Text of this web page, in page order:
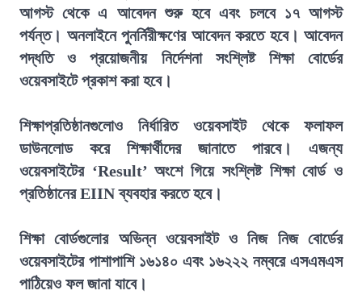
আগস্ট থেকে এ আবেদন শুরু হবে এবং চলবে ১৭ আগস্ট
পর্যন্ত। অনলাইনে পুনর্নিরীক্ষণের আবেদন করতে হবে। আবেদন
পদ্ধতি ও প্রয়োজনীয় নির্দেশনা সংশ্লিষ্ট শিক্ষা বোর্ডের
ওয়েবসাইটে প্রকাশ করা হবে।
শিক্ষাপ্রতিষ্ঠানগুলোও নির্ধারিত ওয়েবসাইট থেকে ফলাফল
ডাউনলোড করে শিক্ষার্থীদের জানাতে পারবে। এজন্য
ওয়েবসাইটের ‘Result’ অংশে গিয়ে সংশ্লিষ্ট শিক্ষা বোর্ড ও
প্রতিষ্ঠানের EIIN ব্যবহার করতে হবে।
শিক্ষা বোর্ডগুলোর অভিন্ন ওয়েবসাইট ও নিজ নিজ বোর্ডের
ওয়েবসাইটের পাশাপাশি ১৬১৪০ এবং ১৬২২২ নম্বরে এসএমএস
পাঠিয়েও ফল জানা যাবে।